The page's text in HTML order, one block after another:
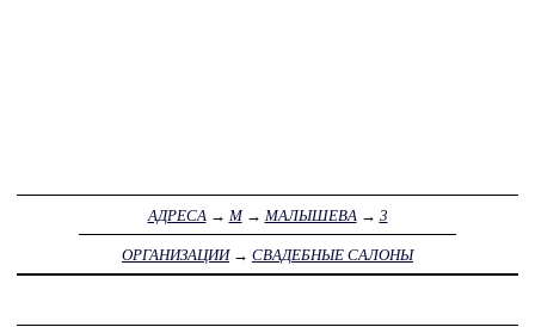
АДРЕСА → М→ МАЛЫШЕВА → 3
ОРГАНИЗАЦИИ→ СВАДЕБНЫЕ САЛОНЫ